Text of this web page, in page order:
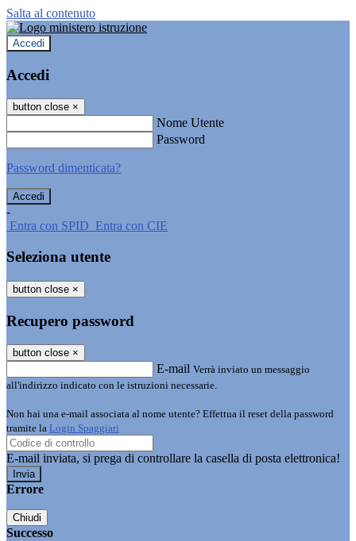
Salta al contenuto
Accedi
Accedi
button close ×
Nome Utente
Password
Password dimenticata?
-
Entra con SPID Entra con CIE
Seleziona utente
button close ×
Recupero password
button close ×
E-mail Verrà inviato un messaggio
all'indirizzo indicato con le istruzioni necessarie.
Non hai una e-mail associata al nome utente? Effettua il reset della password
tramite la Login Spaggiari
E-mail inviata, si prega di controllare la casella di posta elettronica!
Errore
Chiudi
Successo